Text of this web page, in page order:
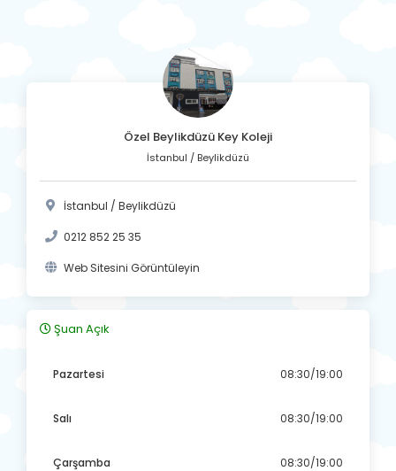
Özel Beylikdüzü Key Koleji
İstanbul / Beylikdüzü
İstanbul / Beylikdüzü
0212 852 25 35
Web Sitesini Görüntüleyin
Şuan Açık
Pazartesi 08:30/19:00
Salı 08:30/19:00
Çarşamba 08:30/19:00